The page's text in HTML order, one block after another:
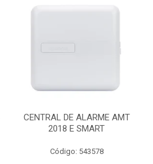
CENTRAL DE ALARME AMT
2018 E SMART
Código: 543578